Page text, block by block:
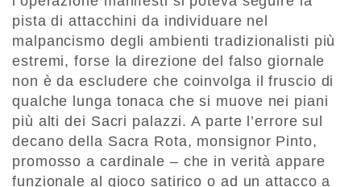
pista di attacchini da individuare nel
malpancismo degli ambienti tradizionalisti più
estremi, forse la direzione del falso giornale
non è da escludere che coinvolga il fruscio di
qualche lunga tonaca che si muove nei piani
più alti dei Sacri palazzi. A parte l’errore sul
decano della Sacra Rota, monsignor Pinto,
promosso a cardinale – che in verità appare
funzionale al gioco satirico o ad un attacco a